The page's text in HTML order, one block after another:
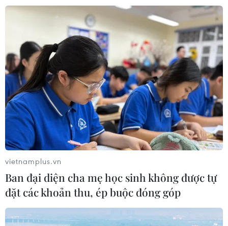
vietnamplus.vn
Ban đại diện cha mẹ học sinh không được tự
đặt các khoản thu, ép buộc đóng góp